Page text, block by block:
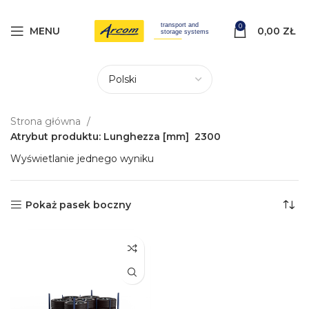
MENU 0 0,00 ZŁ
Strona główna
Atrybut produktu: Lunghezza [mm] 2300
Wyświetlanie jednego wyniku
Pokaż pasek boczny